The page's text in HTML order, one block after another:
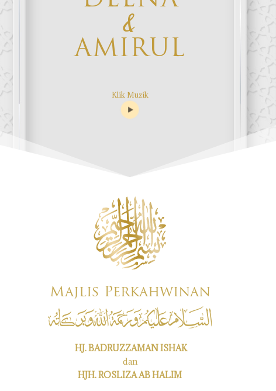
&
AMIRUL
Klik Muzik
Majlis Perkahwinan
HJ. BADRUZZAMAN ISHAK
dan
HJH. ROSLIZA AB HALIM